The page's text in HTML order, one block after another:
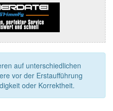
auf unterschiedlichen
vor der Erstaufführung
oder Korrektheit.